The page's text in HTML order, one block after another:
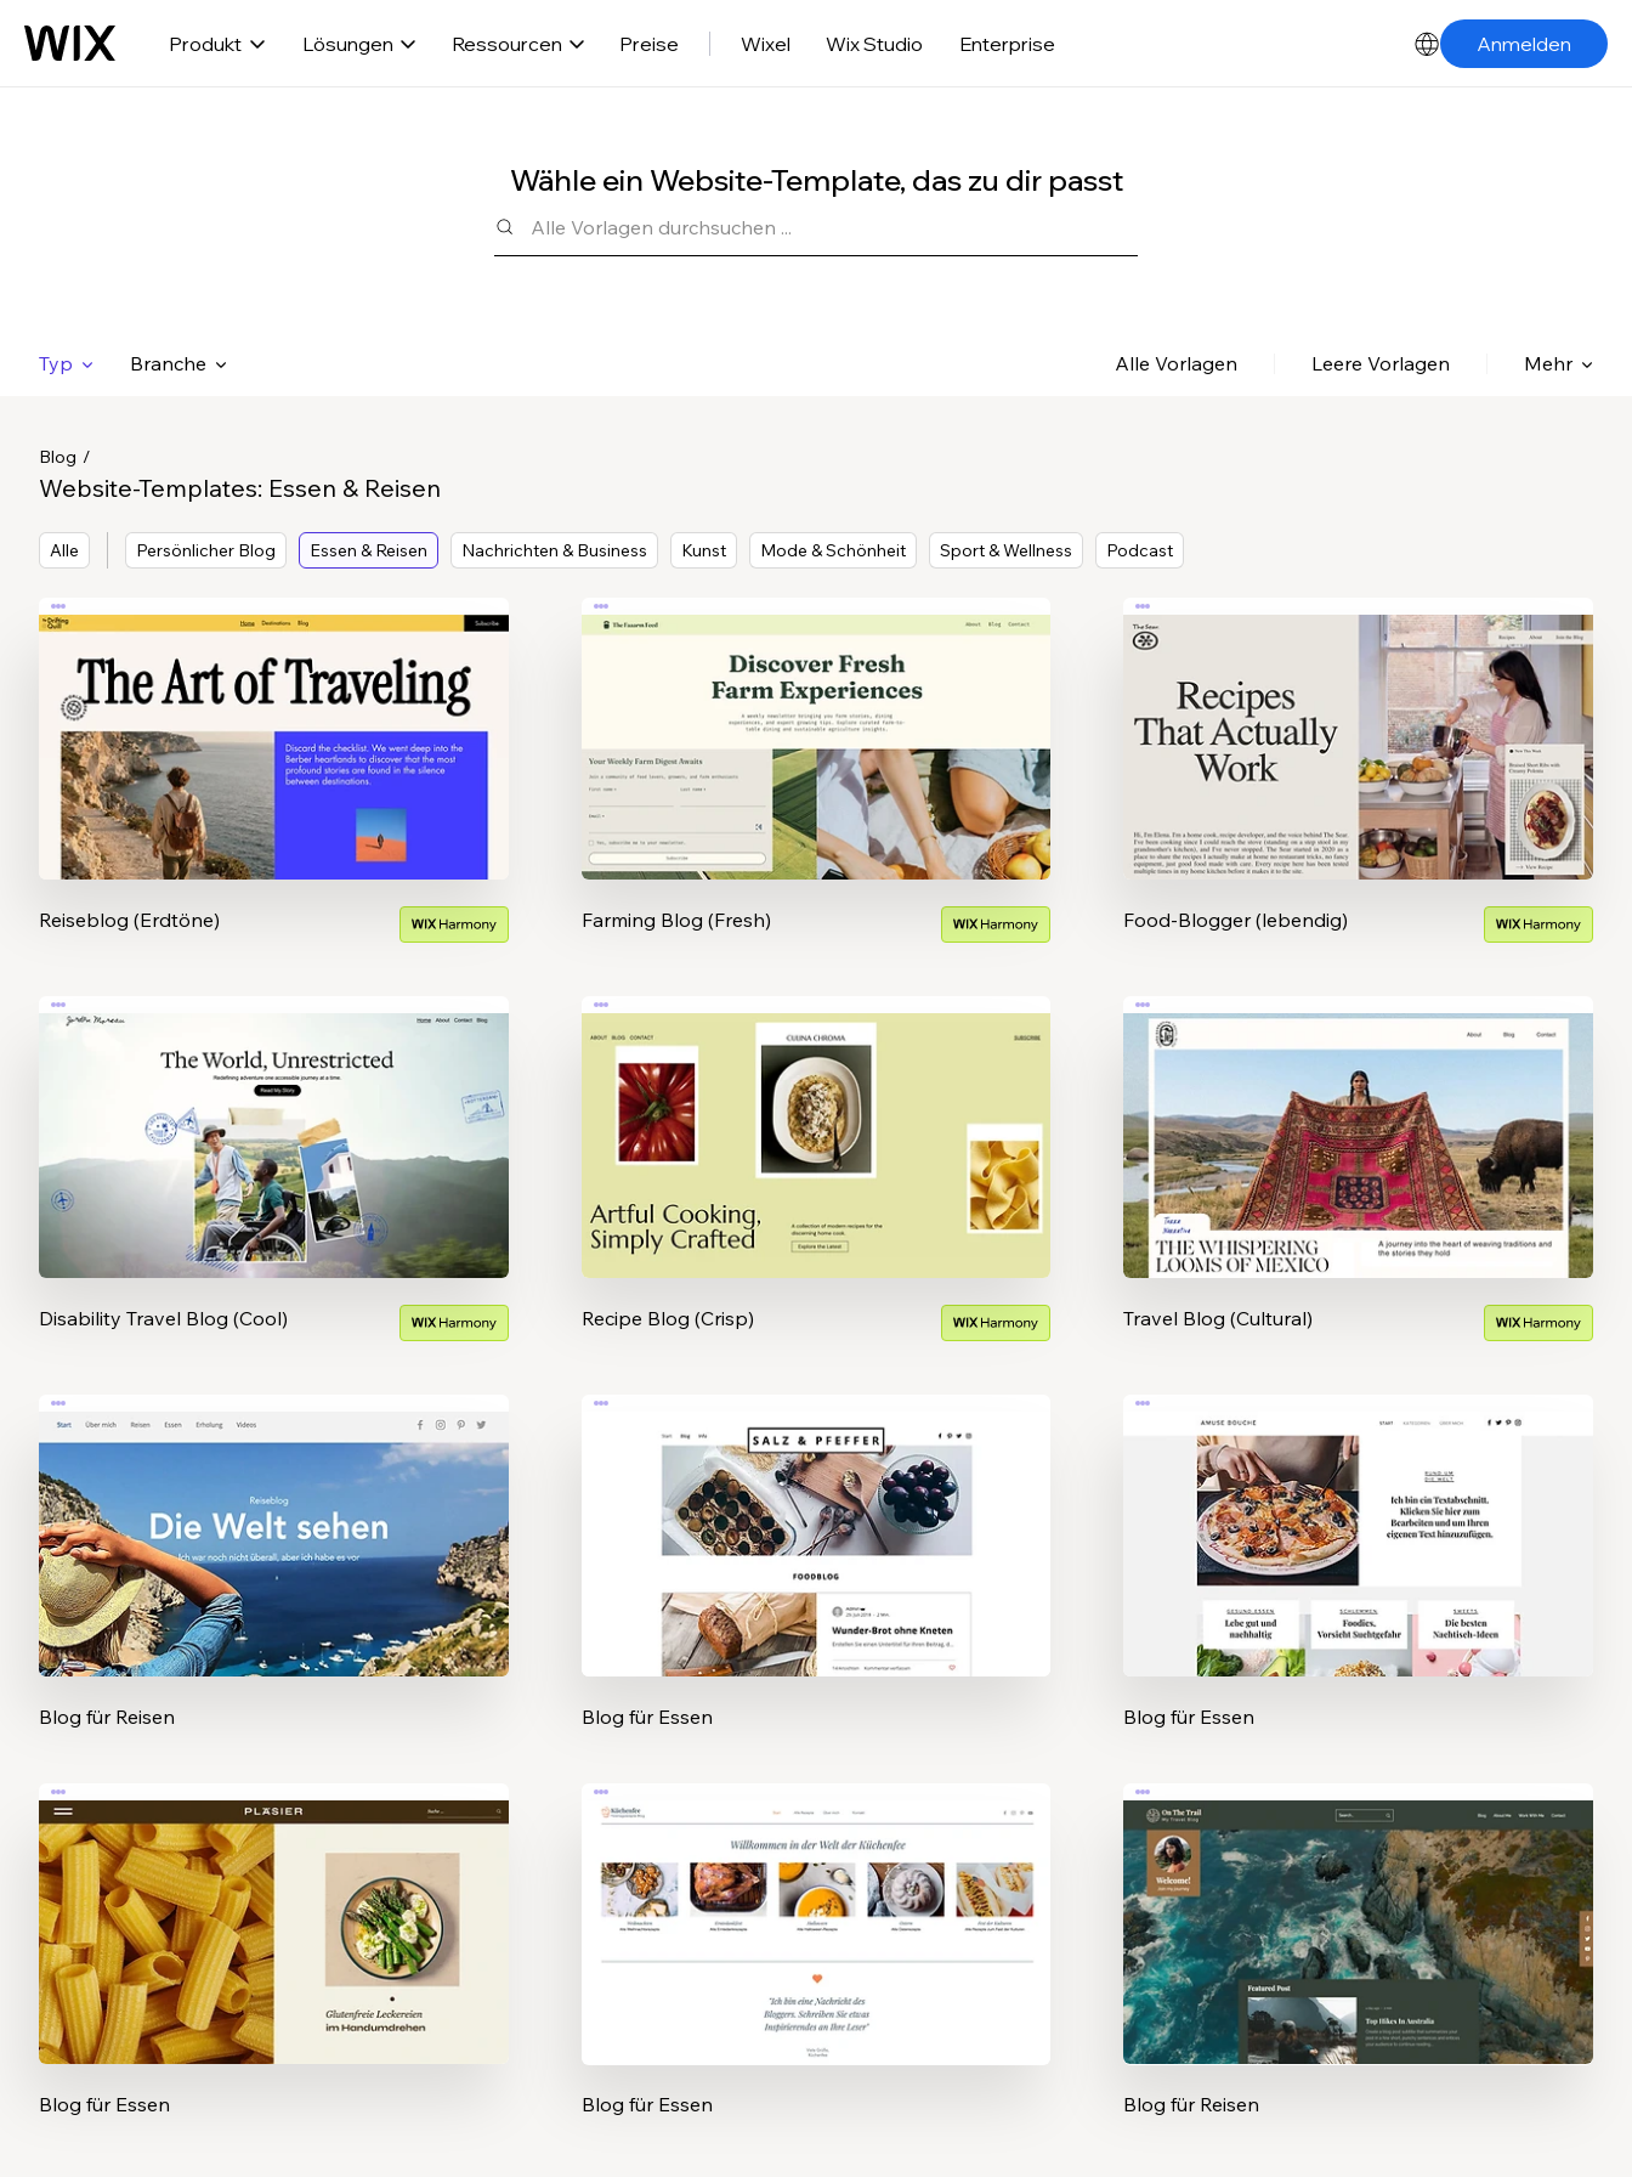
Produkt Lösungen Ressourcen Preise Wixel Wix Studio Enterprise Anmelden
Wähle ein Website-Template, das zu dir passt
Typ Branche Alle Vorlagen Leere Vorlagen Mehr
Blog
Website-Templates: Essen & Reisen
Alle Persönlicher Blog Essen & Reisen Nachrichten & Business Kunst Mode & Schönheit Sport & Wellness Podcast
Reiseblog (Erdtöne) Farming Blog (Fresh) Food-Blogger (lebendig)
Disability Travel Blog (Cool) Recipe Blog (Crisp) Travel Blog (Cultural)
Blog für Reisen Blog für Essen Blog für Essen
Blog für Essen Blog für Essen Blog für Reisen